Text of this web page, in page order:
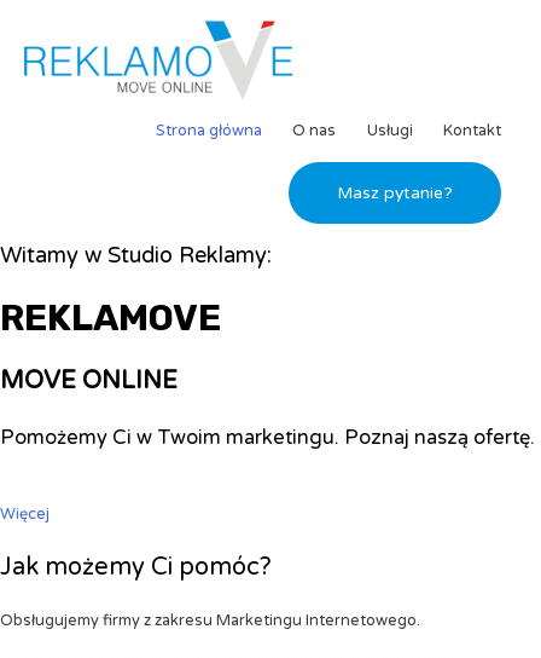
Strona główna O nas Usługi Kontakt
Masz pytanie?
Witamy w Studio Reklamy:
REKLAMOVE
MOVE ONLINE
Pomożemy Ci w Twoim marketingu. Poznaj naszą ofertę.
Więcej
Jak możemy Ci pomóc?
Obsługujemy firmy z zakresu Marketingu Internetowego.